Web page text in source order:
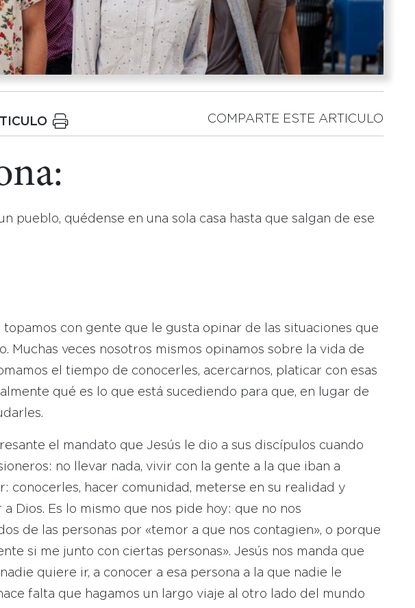
COMPARTE ESTE ARTICULO
pueblo, quédense en una sola casa hasta que salgan de ese
topamos con gente que le gusta opinar de las situaciones que
Muchas veces nosotros mismos opinamos sobre la vida de
el tiempo de conocerles, acercarnos, platicar con esas
qué es lo que está sucediendo para que, en lugar de
el mandato que Jesús le dio a sus discípulos cuando
no llevar nada, vivir con la gente a la que iban a
conocerles, hacer comunidad, meterse en su realidad y
Dios. Es lo mismo que nos pide hoy: que no nos
de las personas por «temor a que nos contagien», o porque
si me junto con ciertas personas». Jesús nos manda que
quiere ir, a conocer a esa persona a la que nadie le
falta que hagamos un largo viaje al otro lado del mundo